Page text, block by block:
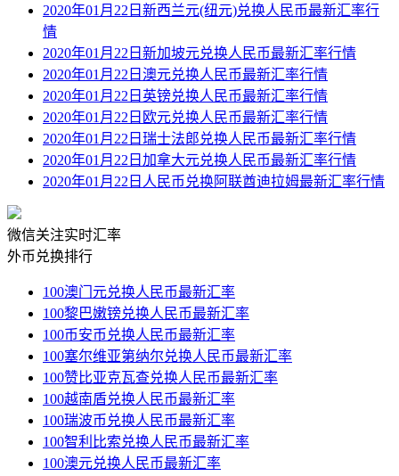
2020年01月22日新西兰元(纽元)兑换人民币最新汇率行
情
2020年01月22日新加坡元兑换人民币最新汇率行情
2020年01月22日澳元兑换人民币最新汇率行情
2020年01月22日英镑兑换人民币最新汇率行情
2020年01月22日欧元兑换人民币最新汇率行情
2020年01月22日瑞士法郎兑换人民币最新汇率行情
2020年01月22日加拿大元兑换人民币最新汇率行情
2020年01月22日人民币兑换阿联酋迪拉姆最新汇率行情
微信关注实时汇率
外币兑换排行
100澳门元兑换人民币最新汇率
100黎巴嫩镑兑换人民币最新汇率
100币安币兑换人民币最新汇率
100塞尔维亚第纳尔兑换人民币最新汇率
100赞比亚克瓦查兑换人民币最新汇率
100越南盾兑换人民币最新汇率
100瑞波币兑换人民币最新汇率
100智利比索兑换人民币最新汇率
100澳元兑换人民币最新汇率